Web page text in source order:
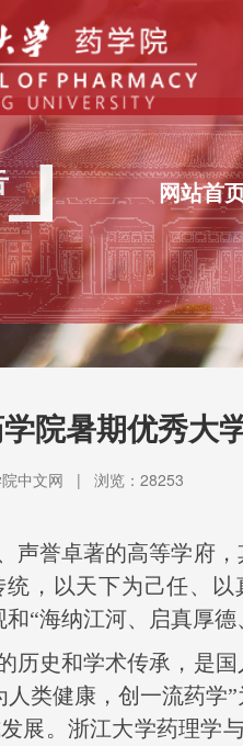
网站首
院暑期优秀大
中文网 | 浏览： 28253
声誉卓著的高等学府
，以天下为己任、
“海纳江河、启真厚德
历史和学术传承，是
类健康，创一流药学
展。浙江大学药理学